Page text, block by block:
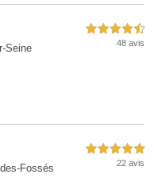
Seine
4,5 étoiles sur 5
48 avis
Fossés
5,0 étoiles sur 5
22 avis